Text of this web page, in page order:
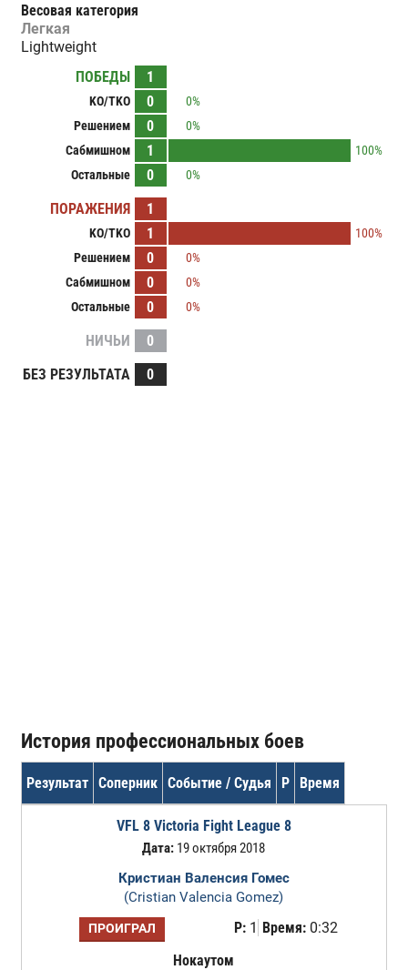
Весовая категория
Легкая
Lightweight
ПОБЕДЫ
1
KO/TKO 0
0%
Решением
0
0%
Сабмишном
1
100%
Остальные
0 0%
ПОРАЖЕНИЯ 1
KO/TKO 1
100%
Решением
0
0%
Сабмишном
0
0%
Остальные
0 0%
НИЧЬИ
0
БЕЗ РЕЗУЛЬТАТА
0
История профессиональных боев
Результат Соперник Событие / Судья Р Время
VFL 8 Victoria Fight League 8
Дата: 19 октября 2018
Кристиан Валенсия Гомес
(Cristian Valencia Gomez)
ПРОИГРАЛ Р:1 Время:0:32
Нокаутом